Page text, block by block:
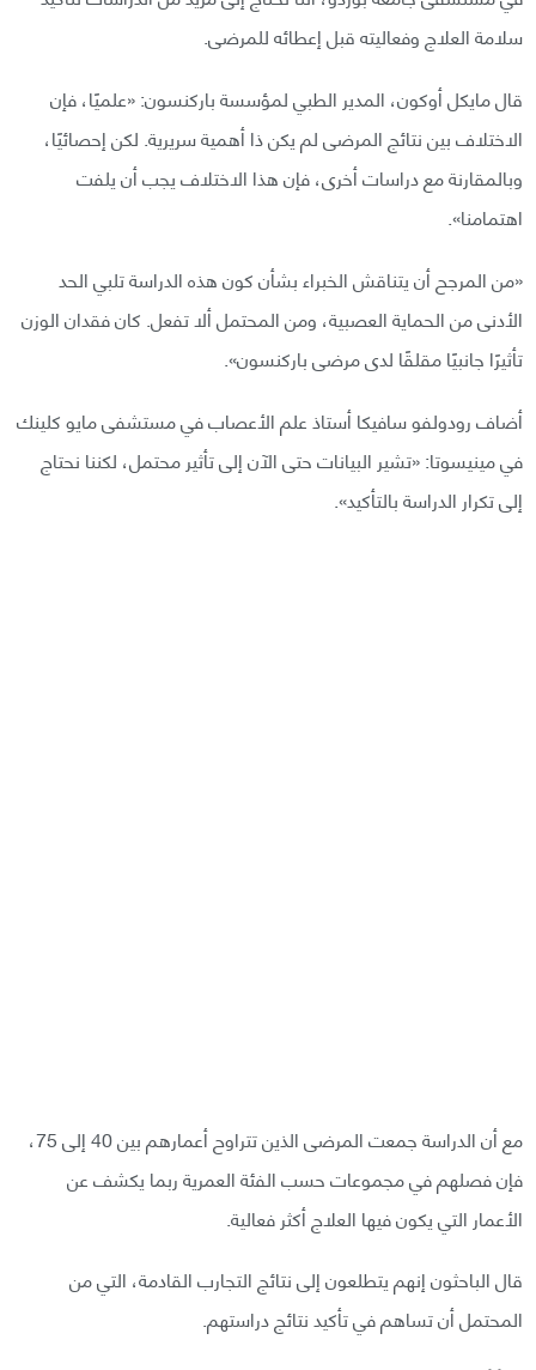
سلامة العلاج وفعاليته قبل إعطائه للمرضى.
قال مايكل أوكون، المدير الطبي لمؤسسة باركنسون: «علميًا، فإن
الاختلاف بين نتائج المرضى لم يكن ذا أهمية سريرية. لكن إحصائيًا،
وبالمقارنة مع دراسات أخرى، فإن هذا الاختلاف يجب أن يلفت
اهتمامنا».
«من المرجح أن يتناقش الخبراء بشأن كون هذه الدراسة تلبي الحد
الأدنى من الحماية العصبية، ومن المحتمل ألا تفعل. كان فقدان الوزن
تأثيرًا جانبيًا مقلقًا لدى مرضى باركنسون».
أضاف رودولفو سافيكا أستاذ علم الأعصاب في مستشفى مايو كلينك
في مينيسوتا: «تشير البيانات حتى الآن إلى تأثير محتمل، لكننا نحتاج
إلى تكرار الدراسة بالتأكيد».
مع أن الدراسة جمعت المرضى الذين تتراوح أعمارهم بين 40 إلى 75،
فإن فصلهم في مجموعات حسب الفئة العمرية ربما يكشف عن
الأعمار التي يكون فيها العلاج أكثر فعالية.
قال الباحثون إنهم يتطلعون إلى نتائج التجارب القادمة، التي من
المحتمل أن تساهم في تأكيد نتائج دراستهم.